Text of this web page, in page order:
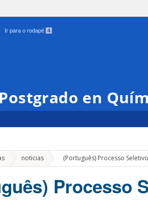
Ir para o rodapé 4
en
noticias » (Português) Processo
Processo